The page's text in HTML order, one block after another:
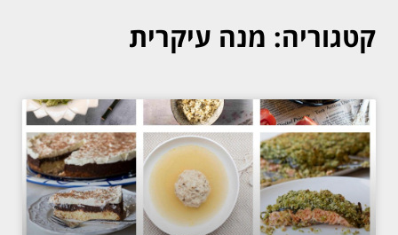
קטגוריה: מנה עיקרית